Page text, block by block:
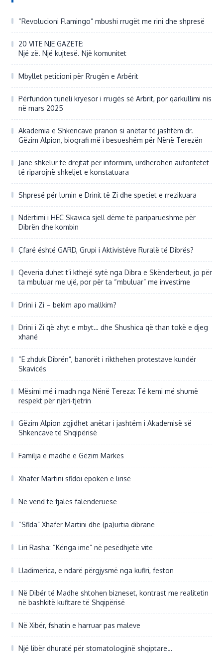
“Revolucioni Flamingo” mbushi rrugët me rini dhe shpresë
20 VITE NJE GAZETE:
Një zë. Një kujtesë. Një komunitet
Mbyllet peticioni për Rrugën e Arbërit
Përfundon tuneli kryesor i rrugës së Arbrit, por qarkullimi nis
në mars 2025
Akademia e Shkencave pranon si anëtar të jashtëm dr.
Gëzim Alpion, biografi më i besueshëm për Nënë Terezën
Janë shkelur të drejtat për informim, urdhërohen autoritetet
të riparojnë shkeljet e konstatuara
Shpresë për lumin e Drinit të Zi dhe speciet e rrezikuara
Ndërtimi i HEC Skavica sjell dëme të pariparueshme për
Dibrën dhe kombin
Çfarë është GARD, Grupi i Aktivistëve Ruralë të Dibrës?
Qeveria duhet t’i kthejë sytë nga Dibra e Skënderbeut, jo për
ta mbuluar me ujë, por për ta “mbuluar” me investime
Drini i Zi – bekim apo mallkim?
Drini i Zi që zhyt e mbyt… dhe Shushica që than tokë e djeg
xhanë
“E zhduk Dibrën”, banorët i rikthehen protestave kundër
Skavicës
Mësimi më i madh nga Nënë Tereza: Të kemi më shumë
respekt për njëri-tjetrin
Gëzim Alpion zgjidhet anëtar i jashtëm i Akademisë së
Shkencave të Shqipërisë
Familja e madhe e Gëzim Markes
Xhafer Martini sfidoi epokën e lirisë
Në vend të fjalës falënderuese
“Sfida” Xhafer Martini dhe (pa)urtia dibrane
Liri Rasha: “Kënga ime” në pesëdhjetë vite
Lladimerica, e ndarë përgjysmë nga kufiri, feston
Në Dibër të Madhe shtohen bizneset, kontrast me realitetin
në bashkitë kufitare të Shqipërisë
Në Xibër, fshatin e harruar pas maleve
Një libër dhuratë për stomatologjinë shqiptare…